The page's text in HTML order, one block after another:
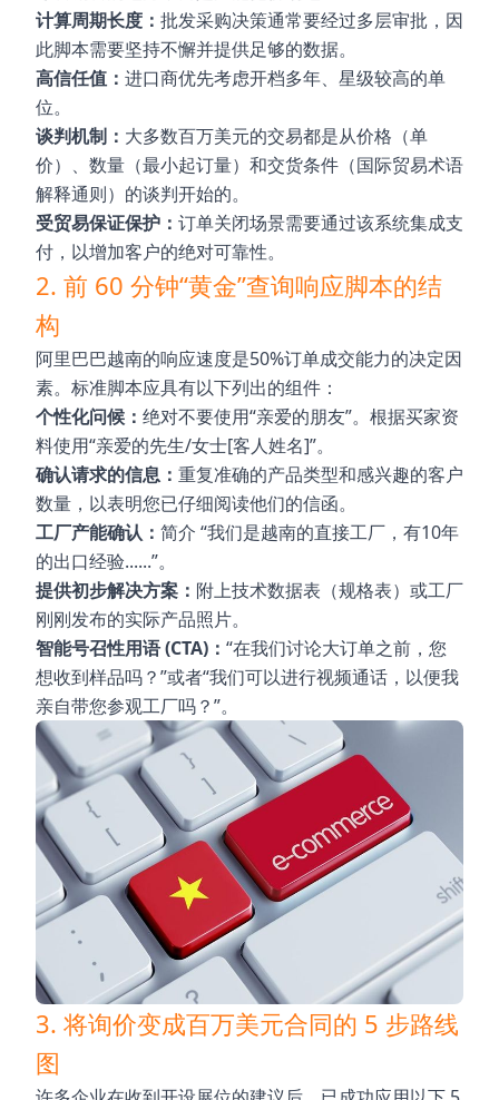
计算周期长度： 批发采购决策通常要经过多层审批，因
此脚本需要坚持不懈并提供足够的数据。
高信任值： 进口商优先考虑开档多年、星级较高的单
位。
谈判机制： 大多数百万美元的交易都是从价格（单
价）、数量（最小起订量）和交货条件（国际贸易术语
解释通则）的谈判开始的。
受贸易保证保护： 订单关闭场景需要通过该系统集成支
付，以增加客户的绝对可靠性。
2. 前 60 分钟“黄金”查询响应脚本的结
构
阿里巴巴越南的响应速度是50%订单成交能力的决定因
素。标准脚本应具有以下列出的组件：
个性化问候： 绝对不要使用“亲爱的朋友”。根据买家资
料使用“亲爱的先生/女士[客人姓名]”。
确认请求的信息： 重复准确的产品类型和感兴趣的客户
数量，以表明您已仔细阅读他们的信函。
工厂产能确认： 简介 “我们是越南的直接工厂，有10年
的出口经验......”。
提供初步解决方案： 附上技术数据表（规格表）或工厂
刚刚发布的实际产品照片。
智能号召性用语 (CTA)： “在我们讨论大订单之前，您
想收到样品吗？”或者“我们可以进行视频通话，以便我
亲自带您参观工厂吗？”。
3. 将询价变成百万美元合同的 5 步路线
图